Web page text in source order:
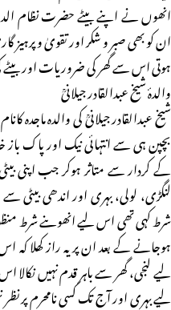
انھوں نے اپنے بیٹے حضرت نظام
ان کو بھی صبر و شکر اور تقویٰ و پرہیز
ہوتی اس سے گھر کی ضروریات اور
والدۂ شیخ عبدالقادر جیلانیؒ
شیخ عبدالقادر جیلانیؒ کی والدہ ماجدہ
بچپن ہی سے انتہائی نیک اور پاک
کے کردار سے متاثر ہوکر جب اپنی
لنگڑی، لولی، بہری اور اندھی بیٹی
شرط کہی تھی اس لیے انھوںنے شرط
ہوجانے کے بعد ان پر یہ راز کھلا
لیے لنجی، گھر سے باہر قدم نہیں
لیے بہری اور آج تک کسی نامحرم پر